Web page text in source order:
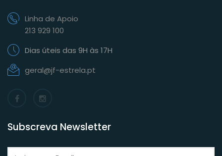
Linha de Apoio
213 929 100
Dias úteis das 9H às 17H
geral@jf-estrela.pt
Subscreva Newsletter